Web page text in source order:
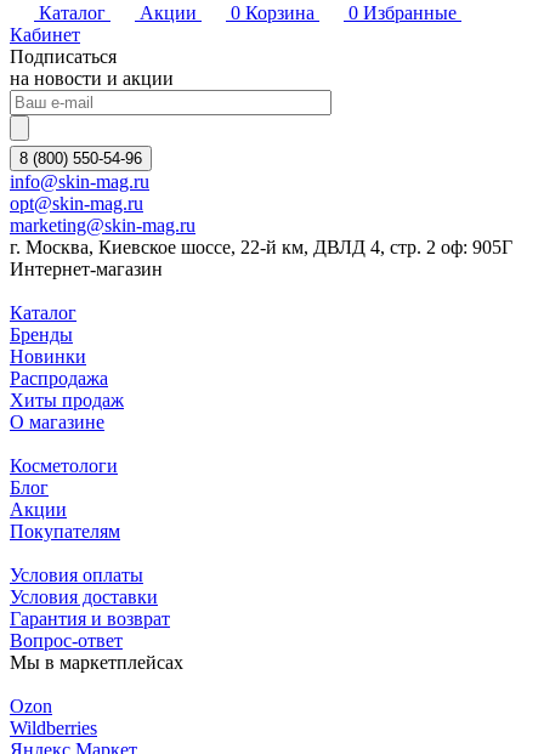
Каталог
Акции 0 Корзина 0 Избранные
Кабинет
Подписаться
на новости и акции
8 (800) 550-54-96
info@skin-mag.ru
opt@skin-mag.ru
marketing@skin-mag.ru
г. Москва, Киевское шоссе, 22-й км, ДВЛД 4, стр. 2 оф: 905Г
Интернет-магазин
Каталог
Бренды
Новинки
Распродажа
Хиты продаж
О магазине
Косметологи
Блог
Акции
Покупателям
Условия оплаты
Условия доставки
Гарантия и возврат
Вопрос-ответ
Мы в маркетплейсах
Ozon
Wildberries
Яндекс Маркет